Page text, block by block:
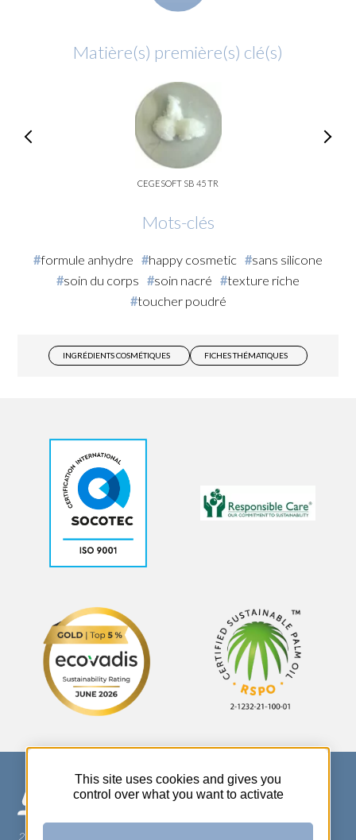
Matière(s) première(s) clé(s)
CEGESOFT SB 45 TR
Mots-clés
formule anhydre happy cosmetic
sans silicone
soin du corps
soin nacré
texture riche
toucher poudré
INGRÉDIENTS COSMÉTIQUES FICHES THÉMATIQUES
270 Rue Thérèse Planiol - 37310 TAUXIGNY
This site uses cookies and gives you
control over what you want to activate